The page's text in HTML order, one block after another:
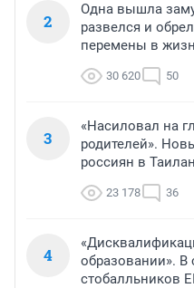
2
Одна вышла
развелся и
перемены в
30 620 50
3
«Насиловал на
родителей».
россиян в
23 178 36
4
образовании». В
стобалльников